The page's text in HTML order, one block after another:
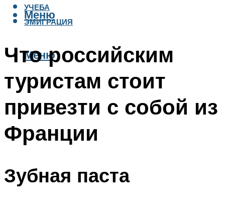
УЧЕБА
ЭМИГРАЦИЯ
Меню
Меню
Что российским
туристам стоит
привезти с собой из
Франции
Зубная паста